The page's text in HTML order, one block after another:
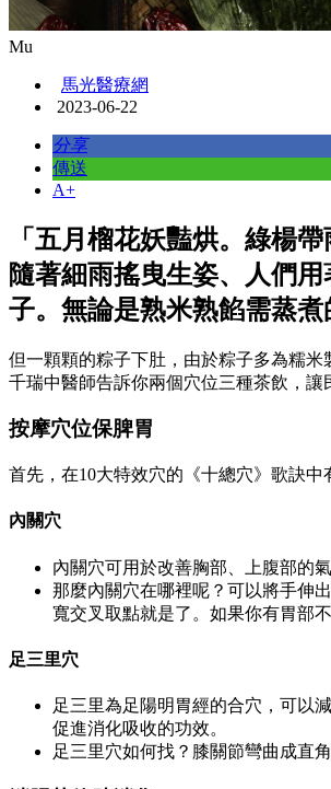
Mu
馬光醫療網
2023-06-22
分享
傳送
A+
「五月榴花妖豔烘。綠楊
隨著細雨搖曳生姿、人們
子。無論是熟米熟餡需蒸
但一顆顆的粽子下肚，由於粽子多為糯
千瑞中醫師告訴你兩個穴位三種茶飲，讓
按摩穴位保脾胃
首先，在10大特效穴的《十總穴》歌訣
內關穴
內關穴可用於改善胸部、上腹部的
那麼內關穴在哪裡呢？可以將手伸
寬交叉取點就是了。如果你有胃部
足三里穴
足三里為足陽明胃經的合穴，可以
促進消化吸收的功效。
足三里穴如何找？膝關節彎曲成直